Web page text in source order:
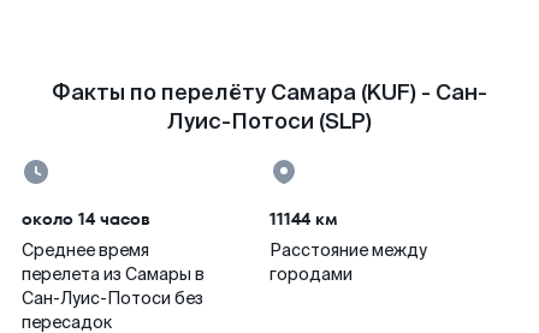
Факты по перелёту Самара (KUF) - Сан-
Луис-Потоси (SLP)
около 14 часов
Среднее время
перелета из Самары в
Сан-Луис-Потоси без
пересадок
11144 км
Расстояние между
городами